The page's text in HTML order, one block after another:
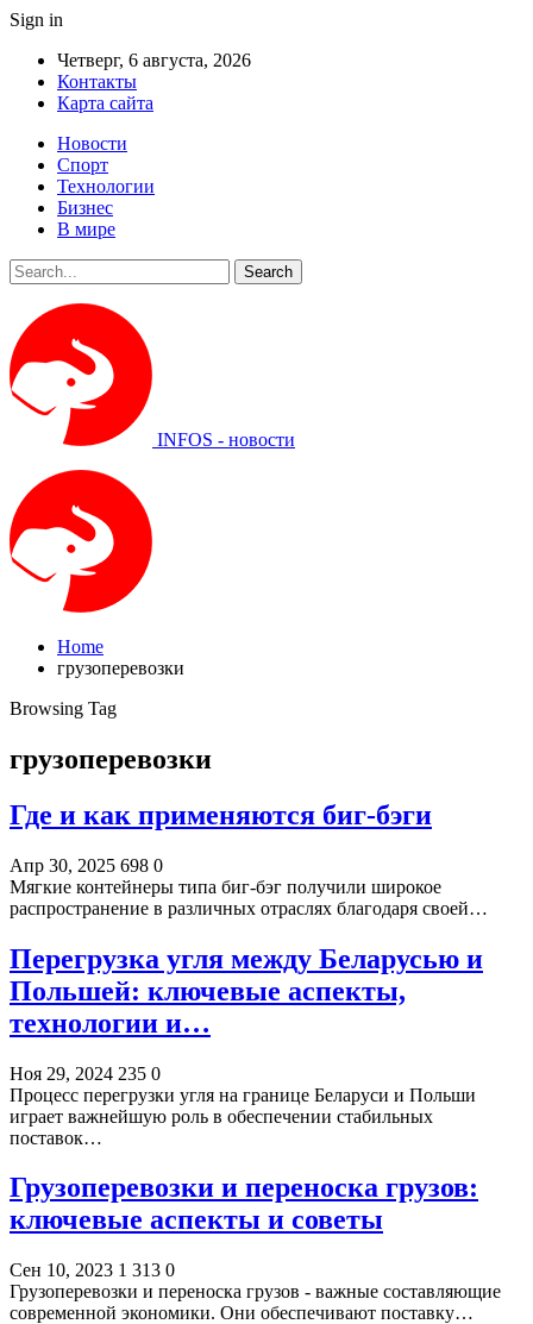
Sign in
Четверг, 6 августа, 2026
Контакты
Карта сайта
Новости
Спорт
Технологии
Бизнес
В мире
INFOS - новости
Home
грузоперевозки
Browsing Tag
грузоперевозки
Где и как применяются биг-бэги
Апр 30, 2025 698 0
Мягкие контейнеры типа биг-бэг получили широкое
распространение в различных отраслях благодаря своей…
Перегрузка угля между Беларусью и
Польшей: ключевые аспекты,
технологии и…
Ноя 29, 2024 235 0
Процесс перегрузки угля на границе Беларуси и Польши
играет важнейшую роль в обеспечении стабильных
поставок…
Грузоперевозки и переноска грузов:
ключевые аспекты и советы
Сен 10, 2023 1 313 0
Грузоперевозки и переноска грузов - важные составляющие
современной экономики. Они обеспечивают поставку…